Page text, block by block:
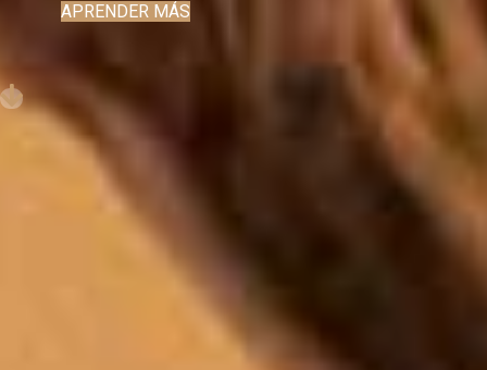
APRENDER MÁS